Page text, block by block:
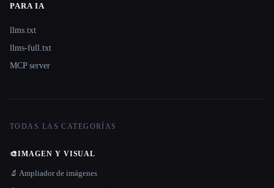
PARA IA
llms.txt
llms-full.txt
MCP server
TODAS LAS CATEGORÍAS
🎨IMAGEN Y VISUAL
🔬 Ampliador de imágenes